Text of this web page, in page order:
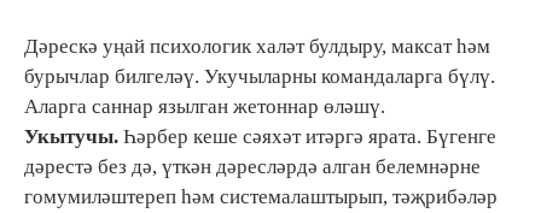
Дәрескә уңай психологик халәт булдыру, максат һәм
бурычлар билгеләү. Укучыларны командаларга бүлү.
Аларга саннар язылган жетоннар өләшү.
Укытучы. Һәрбер кеше сәяхәт итәргә ярата. Бүгенге
дәрестә без дә, үткән дәресләрдә алган белемнәрне
гомумиләштереп һәм системалаштырып, тәҗрибәләр